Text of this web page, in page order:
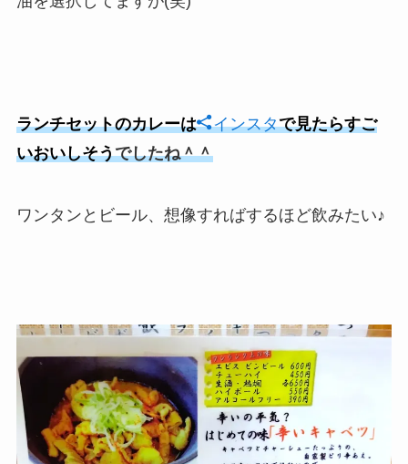
ランチセットのカレーは インスタで見たらすご
いおいしそうでしたね＾＾
ワンタンとビール、想像すればするほど飲みたい♪